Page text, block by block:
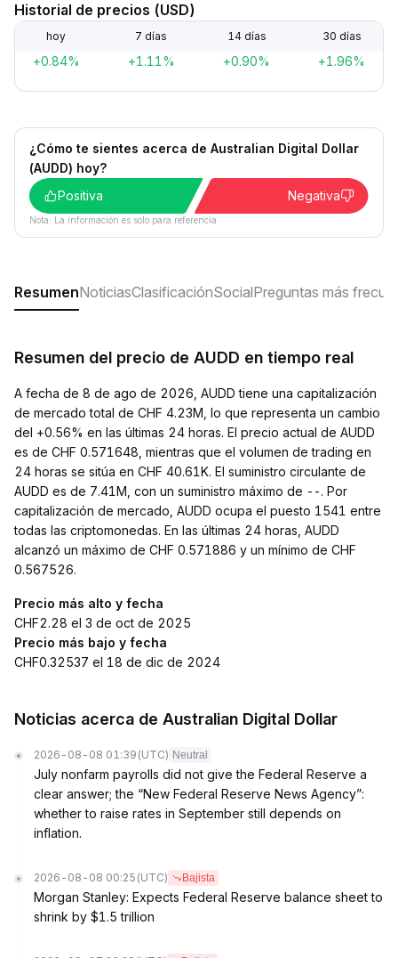
Historial de precios (USD)
hoy 7 días 14 días 30 días
+0.84% +1.11% +0.90% +1.96%
¿Cómo te sientes acerca de Australian Digital Dollar
(AUDD) hoy?
Positiva
Negativa
Nota: La información es solo para referencia.
ResumenNoticiasClasificaciónSocialPreguntas más
Resumen del precio de AUDD en tiempo real
A fecha de 8 de ago de 2026, AUDD tiene una capitalización
de mercado total de CHF 4.23M, lo que representa un cambio
del +0.56% en las últimas 24 horas. El precio actual de AUDD
es de CHF 0.571648, mientras que el volumen de trading en
24 horas se sitúa en CHF 40.61K. El suministro circulante de
AUDD es de 7.41M, con un suministro máximo de --. Por
capitalización de mercado, AUDD ocupa el puesto 1541 entre
todas las criptomonedas. En las últimas 24 horas, AUDD
alcanzó un máximo de CHF 0.571886 y un mínimo de CHF
0.567526.
Precio más alto y fecha
CHF2.28 el 3 de oct de 2025
Precio más bajo y fecha
CHF0.32537 el 18 de dic de 2024
Noticias acerca de Australian Digital Dollar
2026-08-08 01:39 (UTC) Neutral
July nonfarm payrolls did not give the Federal Reserve a
clear answer; the “New Federal Reserve News Agency”:
whether to raise rates in September still depends on
inflation.
2026-08-08 00:25 (UTC) Bajista
Morgan Stanley: Expects Federal Reserve balance sheet to
shrink by $1.5 trillion